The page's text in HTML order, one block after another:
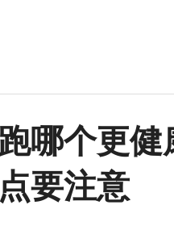
哪个更
要注意